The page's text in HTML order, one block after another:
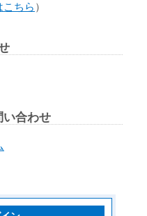
こちら ）
い合わせ